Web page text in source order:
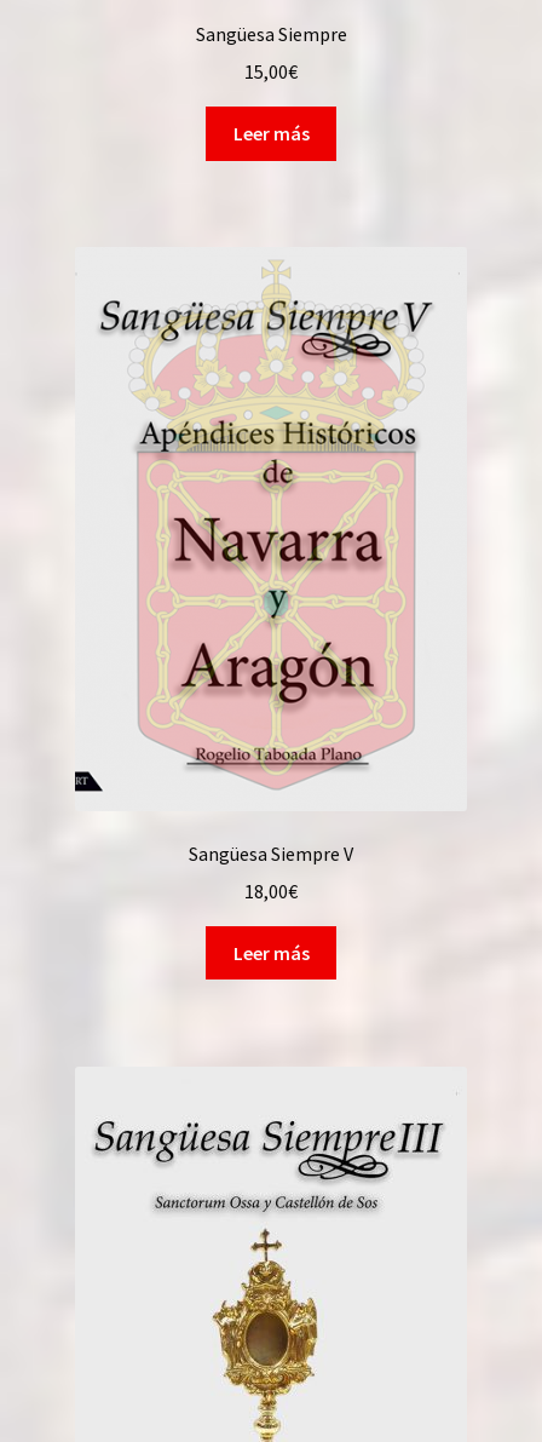
Sangüesa Siempre
15,00€
Leer más
Sangüesa Siempre V
18,00€
Leer más